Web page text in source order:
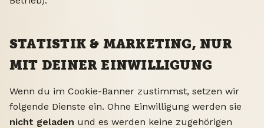
STATISTIK & MARKETING, NUR
MIT DEINER EINWILLIGUNG
Wenn du im Cookie-Banner zustimmst, setzen wir
folgende Dienste ein. Ohne Einwilligung werden sie
nicht geladen und es werden keine zugehörigen